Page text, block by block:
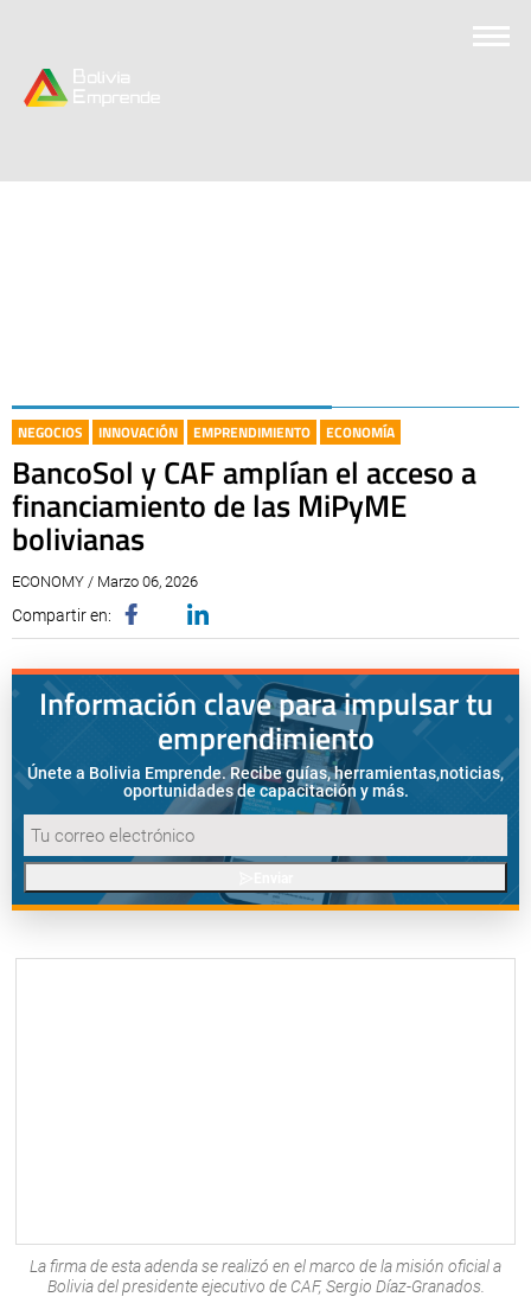
NEGOCIOS INNOVACIÓN EMPRENDIMIENTO ECONOMÍA
BancoSol y CAF amplían el acceso a
financiamiento de las MiPyME
bolivianas
ECONOMY / Marzo 06, 2026
Compartir en:
Información clave para impulsar tu
emprendimiento
Únete a Bolivia Emprende. Recibe guías, herramientas,noticias,
oportunidades de capacitación y más.
La firma de esta adenda se realizó en el marco de la misión oficial a
Bolivia del presidente ejecutivo de CAF, Sergio Díaz-Granados.